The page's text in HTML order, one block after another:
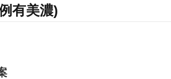
有美濃)